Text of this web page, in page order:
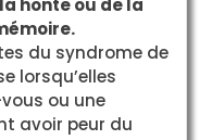
honte ou de la
du syndrome de
lorsqu’elles
ou une
avoir peur du